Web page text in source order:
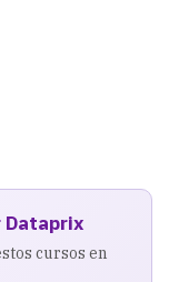
Dataprix
cursos en